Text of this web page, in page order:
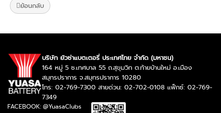
ย้อนกลับ
บริษัท ยัวซ่าแบตเตอรี่ ประเทศไทย จำกัด (มหาชน)
164 หมู่ 5 ซ.เทศบาล 55 ถ.สุขุมวิท ต.ท้ายบ้านใหม่ อ.เมือง
สมุทรปราการ จ.สมุทรปราการ 10280
โทร: 02-769-7300 สายด่วน: 02-702-0108 แฟ็กซ์: 02-769-
7349
FACEBOOK: @YuasaClubs